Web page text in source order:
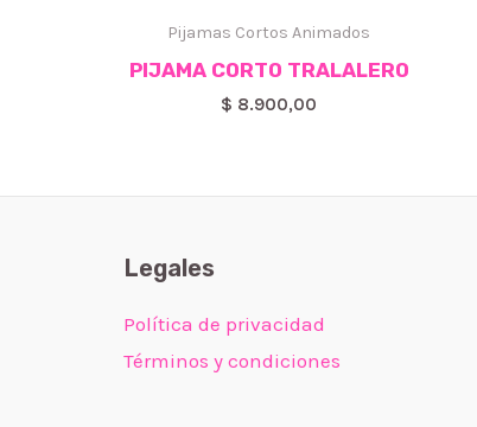
Pijamas Cortos Animados
PIJAMA CORTO TRALALERO
$ 8.900,00
Legales
Política de privacidad
Términos y condiciones